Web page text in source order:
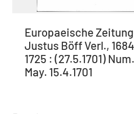
Europaeische
Justus Böff Verl.,
1725 : (27.5.1701)
May. 15.4.1701